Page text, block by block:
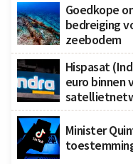
Goedkope
bedreiging
zeebodem
Hispasat
euro binnen
Minister